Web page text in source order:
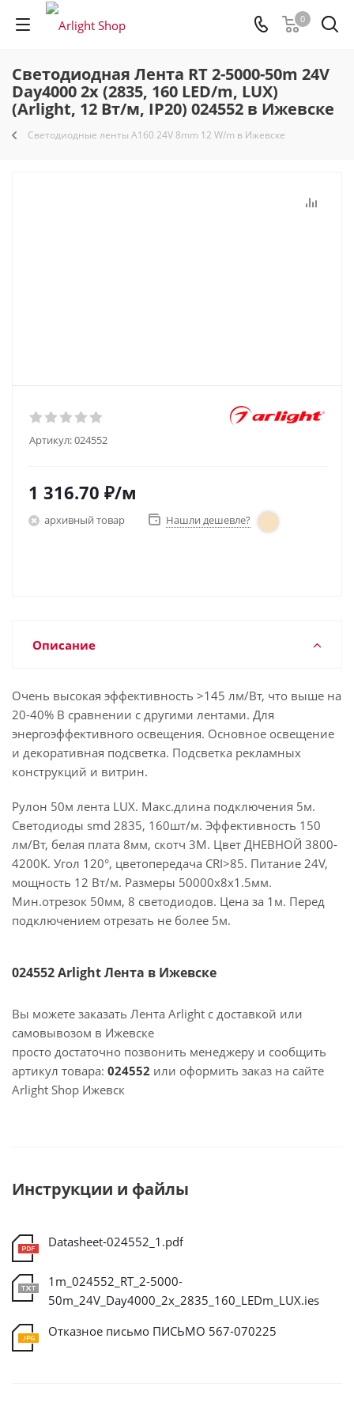
0
Светодиодная Лента RT 2-5000-50m 24V
Day4000 2x (2835, 160 LED/m, LUX)
(Arlight, 12 Вт/м, IP20) 024552 в Ижевске
Светодиодные ленты A160 24V 8mm 12 W/m в Ижевске
Артикул:024552
1 316.70 ₽/м
архивный товар Нашли дешевле?
Описание
Очень высокая эффективность >145 лм/Вт, что выше на
20-40% В сравнении с другими лентами. Для
энергоэффективного освещения. Основное освещение
и декоративная подсветка. Подсветка рекламных
конструкций и витрин.
Рулон 50м лента LUX. Макс.длина подключения 5м.
Светодиоды smd 2835, 160шт/м. Эффективность 150
лм/Вт, белая плата 8мм, скотч 3М. Цвет ДНЕВНОЙ 3800-
4200K. Угол 120°, цветопередача CRI>85. Питание 24V,
мощность 12 Вт/м. Размеры 50000х8х1.5мм.
Мин.отрезок 50мм, 8 светодиодов. Цена за 1м. Перед
подключением отрезать не более 5м.
024552 Arlight Лента в Ижевске
Вы можете заказать Лента Arlight с доставкой или
самовывозом в Ижевске
просто достаточно позвонить менеджеру и сообщить
артикул товара: 024552 или оформить заказ на сайте
Arlight Shop Ижевск
Инструкции и файлы
Datasheet-024552_1.pdf
1m_024552_RT_2-5000-
50m_24V_Day4000_2x_2835_160_LEDm_LUX.ies
Отказное письмо ПИСЬМО 567-070225